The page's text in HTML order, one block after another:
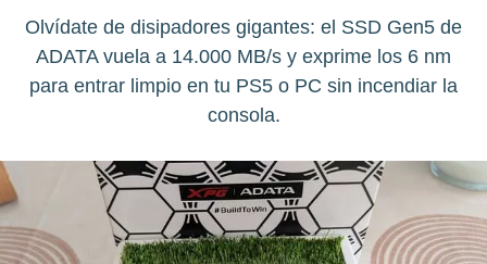
Olvídate de disipadores gigantes: el SSD Gen5 de
ADATA vuela a 14.000 MB/s y exprime los 6 nm
para entrar limpio en tu PS5 o PC sin incendiar la
consola.